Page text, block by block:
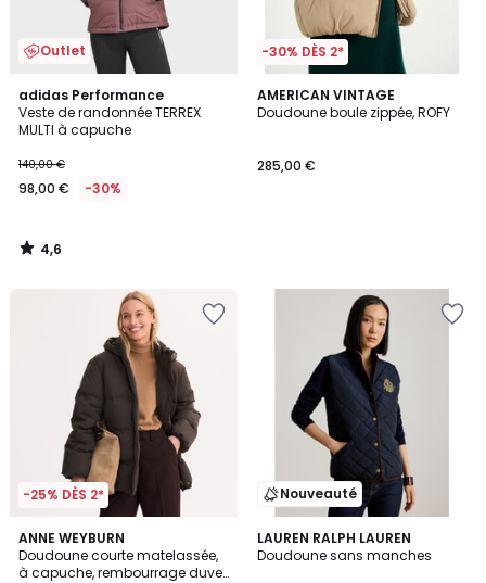
Outlet
adidas Performance
Veste de randonnée TERREX
MULTI à capuche
140,00 €
98,00 € -30%
4,6
/ 5
4,6
/
-30% DÈS 2*
AMERICAN VINTAGE
Doudoune boule zippée, ROFY
285,00 €
-25% DÈS 2*
ANNE WEYBURN
Doudoune courte matelassée,
à capuche, rembourrage duvet
4,6
/ 5
2
Couleurs
Nouveauté
LAUREN RALPH LAUREN
Doudoune sans manches